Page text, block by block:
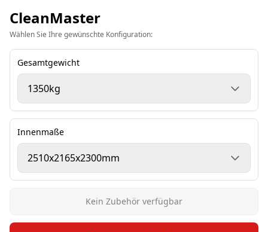
CleanMaster
Wählen Sie Ihre gewünschte Konfiguration:
Gesamtgewicht
Innenmaße
Kein Zubehör verfügbar